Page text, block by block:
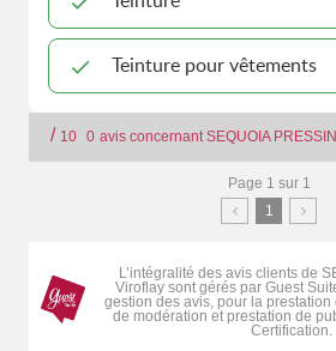
Teinture pour vêtements
/ 10 0 avis concernant SEQUOIA
Page 1 sur 1
1
L’intégralité des avis clients de
Viroflay sont gérés par Guest
gestion des avis, pour la
de modération et prestation de
Certification.